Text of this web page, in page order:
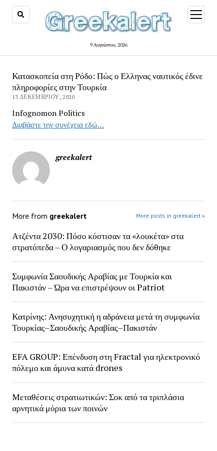
9 Αυγούστου, 2026
open
menu
Κατασκοπεία στη Ρόδο: Πώς ο Ελληνας ναυτικός έδινε
πληροφορίες στην Τουρκία
13 ΔΕΚΕΜΒΡΊΟΥ, 2020
Infognomon Politics
Διαβάστε την συνέχεια εδώ…
greekalert
More from greekalert More posts in greekalert »
Ατζέντα 2030: Πόσο κόστισαν τα «λουκέτα» στα
στρατόπεδα – Ο λογαριασμός που δεν δόθηκε
Συμφωνία Σαουδικής Αραβίας με Τουρκία και
Πακιστάν – Ώρα να επιστρέψουν οι Patriot
Κατρίνης: Ανησυχητική η αδράνεια μετά τη συμφωνία
Τουρκίας–Σαουδικής Αραβίας–Πακιστάν
EFA GROUP: Επένδυση στη Fractal για ηλεκτρονικό
πόλεμο και άμυνα κατά drones
Μεταθέσεις στρατιωτικών: Σοκ από τα τριπλάσια
αρνητικά μόρια των ποινών